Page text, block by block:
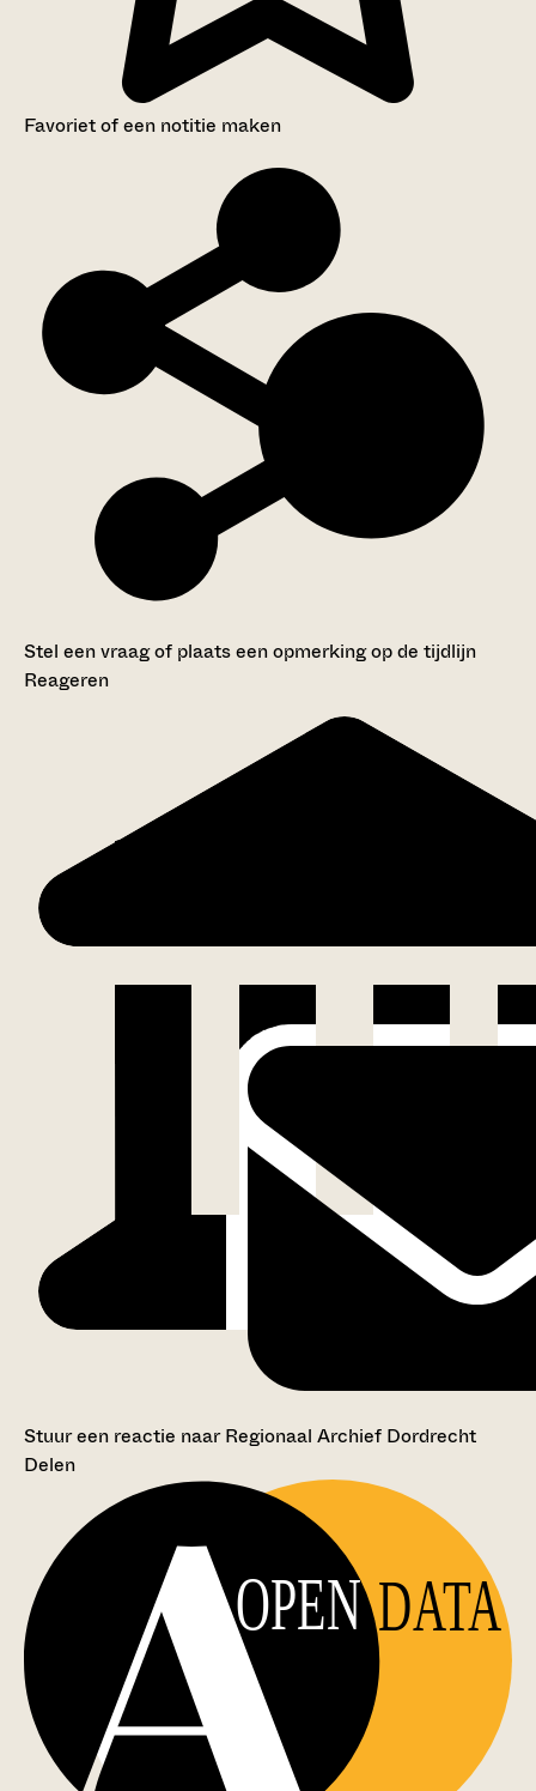
Favoriet of een notitie maken
Stel een vraag of plaats een opmerking op de tijdlijn
Reageren
Stuur een reactie naar Regionaal Archief Dordrecht
Delen
OPEN DATA